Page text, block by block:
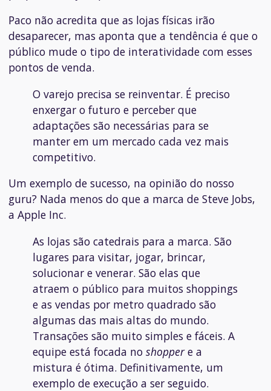
Paco não acredita que as lojas físicas irão
desaparecer, mas aponta que a tendência é que o
público mude o tipo de interatividade com esses
pontos de venda.
O varejo precisa se reinventar. É preciso
enxergar o futuro e perceber que
adaptações são necessárias para se
manter em um mercado cada vez mais
competitivo.
Um exemplo de sucesso, na opinião do nosso
guru? Nada menos do que a marca de Steve Jobs,
a Apple Inc.
As lojas são catedrais para a marca. São
lugares para visitar, jogar, brincar,
solucionar e venerar. São elas que
atraem o público para muitos shoppings
e as vendas por metro quadrado são
algumas das mais altas do mundo.
Transações são muito simples e fáceis. A
equipe está focada no shoppere a
mistura é ótima. Definitivamente, um
exemplo de execução a ser seguido.